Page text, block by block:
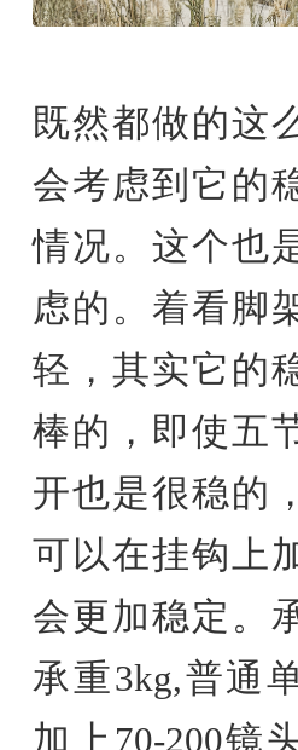
既然都做的这
会考虑到它的
情况。这个也
虑的。着看脚
轻，其实它的
棒的，即使五
开也是很稳的
可以在挂钩上
会更加稳定。
承重3kg,普通
加上70-200镜